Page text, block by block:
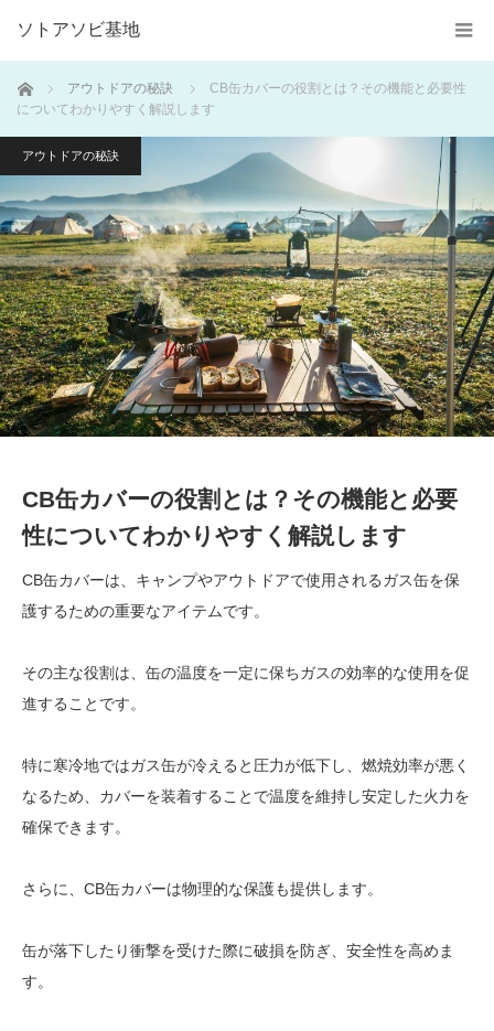
ソトアソビ基地
ホーム アウトドアの秘訣
CB缶カバーの役割とは？その機能と必要性
についてわかりやすく解説します
アウトドアの秘訣
CB缶カバーの役割とは？その機能と必要
性についてわかりやすく解説します
CB缶カバーは、キャンプやアウトドアで使用されるガス缶を保
護するための重要なアイテムです。
その主な役割は、缶の温度を一定に保ちガスの効率的な使用を促
進することです。
特に寒冷地ではガス缶が冷えると圧力が低下し、燃焼効率が悪く
なるため、カバーを装着することで温度を維持し安定した火力を
確保できます。
さらに、CB缶カバーは物理的な保護も提供します。
缶が落下したり衝撃を受けた際に破損を防ぎ、安全性を高めま
す。